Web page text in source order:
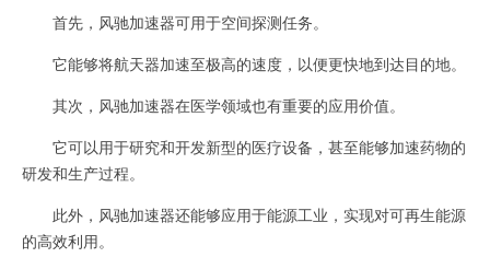
首先，风驰加速器可用于空间探测任务。
它能够将航天器加速至极高的速度，以便更快地到达目的地。
其次，风驰加速器在医学领域也有重要的应用价值。
它可以用于研究和开发新型的医疗设备，甚至能够加速药物的
研发和生产过程。
此外，风驰加速器还能够应用于能源工业，实现对可再生能源
的高效利用。